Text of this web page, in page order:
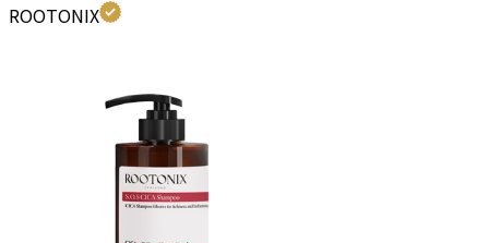
ROOTONIX